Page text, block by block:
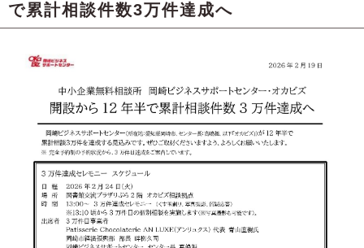
で累計相談件数3万件達成へ